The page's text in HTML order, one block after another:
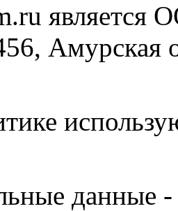
Амурская
данные